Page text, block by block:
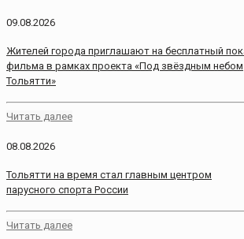
09.08.2026
Жителей города приглашают на бесплатный
фильма в рамках проекта «Под звёздным небом
Тольятти»
Читать далее
08.08.2026
Тольятти на время стал главным центром
парусного спорта России
Читать далее